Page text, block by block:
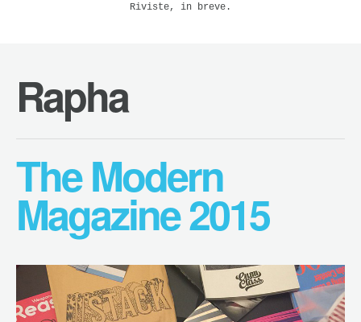
Riviste, in breve.
Rapha
The Modern
Magazine 2015